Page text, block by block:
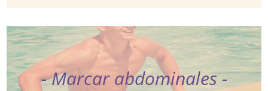
- Marcar abdominales -